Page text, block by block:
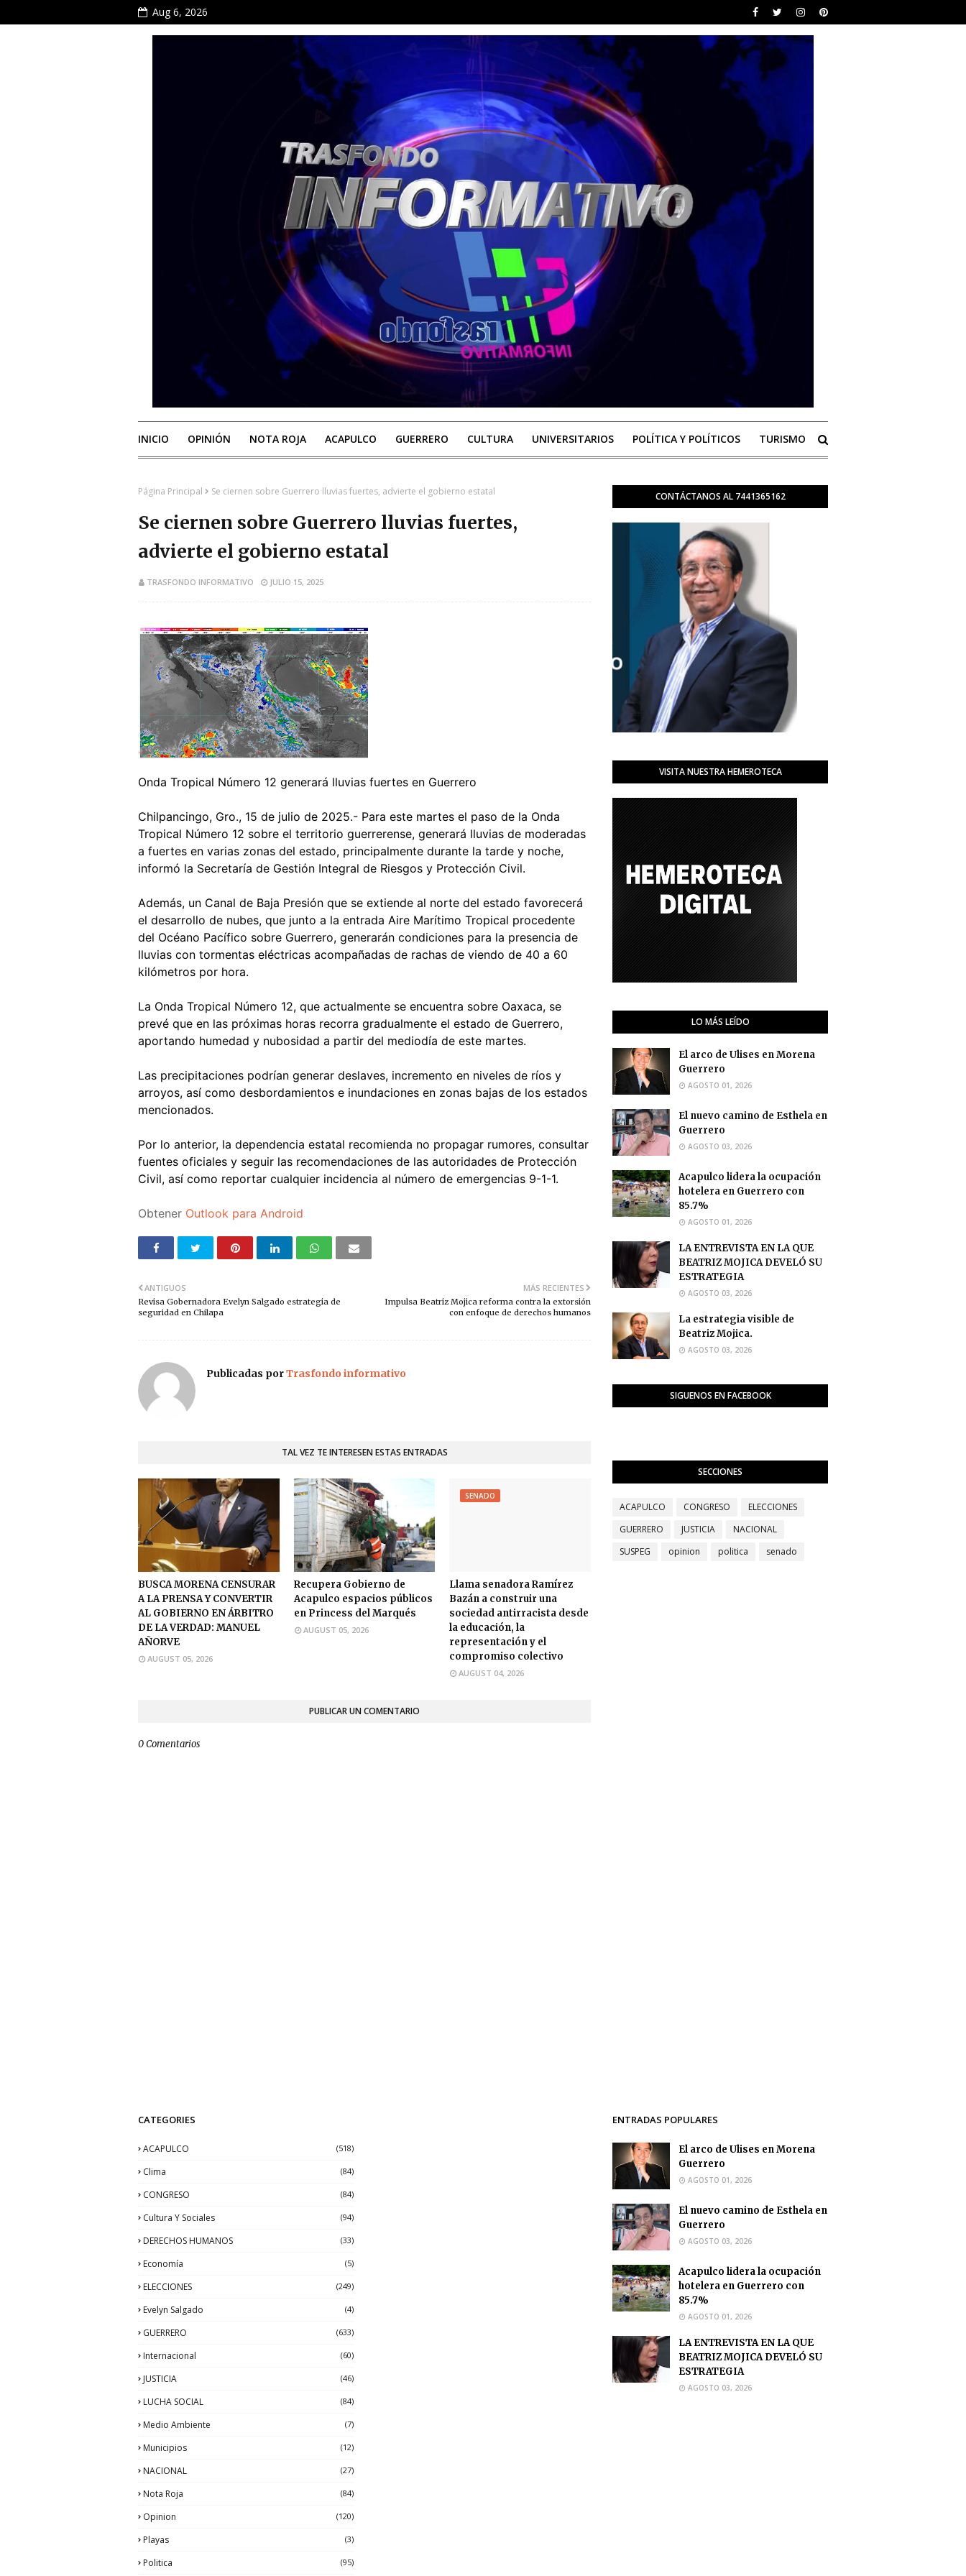
Aug 6, 2026
INICIO OPINIÓN NOTA ROJA ACAPULCO GUERRERO CULTURA UNIVERSITARIOS POLÍTICA Y POLÍTICOS TURISMO
Página Principal Se ciernen sobre Guerrero lluvias fuertes, advierte el gobierno estatal
Se ciernen sobre Guerrero lluvias fuertes,
advierte el gobierno estatal
TRASFONDO INFORMATIVO JULIO 15, 2025
Onda Tropical Número 12 generará lluvias fuertes en Guerrero
Chilpancingo, Gro., 15 de julio de 2025.- Para este martes el paso de la Onda
Tropical Número 12 sobre el territorio guerrerense, generará lluvias de moderadas
a fuertes en varias zonas del estado, principalmente durante la tarde y noche,
informó la Secretaría de Gestión Integral de Riesgos y Protección Civil.
Además, un Canal de Baja Presión que se extiende al norte del estado favorecerá
el desarrollo de nubes, que junto a la entrada Aire Marítimo Tropical procedente
del Océano Pacífico sobre Guerrero, generarán condiciones para la presencia de
lluvias con tormentas eléctricas acompañadas de rachas de viendo de 40 a 60
kilómetros por hora.
La Onda Tropical Número 12, que actualmente se encuentra sobre Oaxaca, se
prevé que en las próximas horas recorra gradualmente el estado de Guerrero,
aportando humedad y nubosidad a partir del mediodía de este martes.
Las precipitaciones podrían generar deslaves, incremento en niveles de ríos y
arroyos, así como desbordamientos e inundaciones en zonas bajas de los estados
mencionados.
Por lo anterior, la dependencia estatal recomienda no propagar rumores, consultar
fuentes oficiales y seguir las recomendaciones de las autoridades de Protección
Civil, así como reportar cualquier incidencia al número de emergencias 9-1-1.
Obtener Outlook para Android
MÁS RECIENTES
Impulsa Beatriz Mojica reforma contra la extorsión
con enfoque de derechos humanos
ANTIGUOS
Revisa Gobernadora Evelyn Salgado estrategia de
seguridad en Chilapa
Publicadas porTrasfondo informativo
TAL VEZ TE INTERESEN ESTAS ENTRADAS
BUSCA MORENA CENSURAR
A LA PRENSA Y CONVERTIR
AL GOBIERNO EN ÁRBITRO
DE LA VERDAD: MANUEL
AÑORVE
AUGUST 05, 2026
Recupera Gobierno de
Acapulco espacios públicos
en Princess del Marqués
AUGUST 05, 2026
SENADO
Llama senadora Ramírez
Bazán a construir una
sociedad antirracista desde
la educación, la
representación y el
compromiso colectivo
AUGUST 04, 2026
PUBLICAR UN COMENTARIO
0 Comentarios
CONTÁCTANOS AL 7441365162
VISITA NUESTRA HEMEROTECA
LO MÁS LEÍDO
El arco de Ulises en Morena
Guerrero
AGOSTO 01, 2026
El nuevo camino de Esthela en
Guerrero
AGOSTO 03, 2026
Acapulco lidera la ocupación
hotelera en Guerrero con
85.7%
AGOSTO 01, 2026
LA ENTREVISTA EN LA QUE
BEATRIZ MOJICA DEVELÓ SU
ESTRATEGIA
AGOSTO 03, 2026
La estrategia visible de
Beatriz Mojica.
AGOSTO 03, 2026
SIGUENOS EN FACEBOOK
SECCIONES
ACAPULCO CONGRESO
ELECCIONES
GUERRERO
JUSTICIA
NACIONAL
SUSPEG
opinion politica senado
CATEGORIES
ACAPULCO (518)
Clima (84)
CONGRESO (84)
Cultura Y Sociales (94)
DERECHOS HUMANOS (33)
Economía (5)
ELECCIONES (249)
Evelyn Salgado (4)
GUERRERO (633)
Internacional (60)
JUSTICIA (46)
LUCHA SOCIAL (84)
Medio Ambiente (7)
Municipios (12)
NACIONAL (27)
Nota Roja (84)
Opinion (120)
Playas (3)
Politica (95)
ENTRADAS POPULARES
El arco de Ulises en Morena
Guerrero
AGOSTO 01, 2026
El nuevo camino de Esthela en
Guerrero
AGOSTO 03, 2026
Acapulco lidera la ocupación
hotelera en Guerrero con
85.7%
AGOSTO 01, 2026
LA ENTREVISTA EN LA QUE
BEATRIZ MOJICA DEVELÓ SU
ESTRATEGIA
AGOSTO 03, 2026